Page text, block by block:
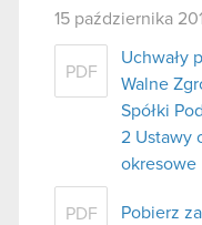
15 października
PDF
Uchwały
Walne
Spółki
2 Ustawy
okresowe
PDF Pobierz